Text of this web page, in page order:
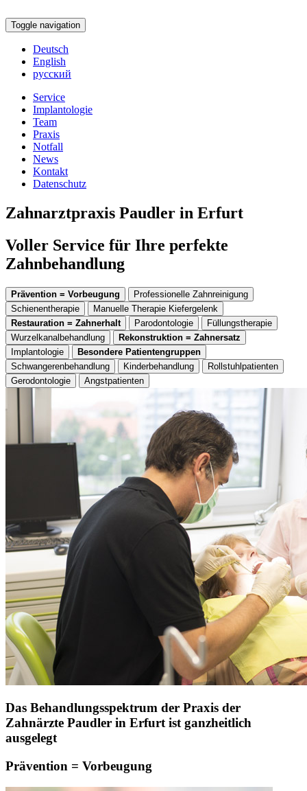
Toggle navigation
Deutsch
English
русский
Service
Implantologie
Team
Praxis
Notfall
News
Kontakt
Datenschutz
Zahnarztpraxis Paudler in Erfurt
Voller Service für Ihre perfekte
Zahnbehandlung
Prävention = Vorbeugung
Professionelle Zahnreinigung
Schienentherapie
Manuelle Therapie Kiefergelenk
Restauration = Zahnerhalt
Parodontologie
Füllungstherapie
Wurzelkanalbehandlung
Rekonstruktion = Zahnersatz
Implantologie
Besondere Patientengruppen
Schwangerenbehandlung
Kinderbehandlung
Rollstuhlpatienten
Gerodontologie
Angstpatienten
Das Behandlungsspektrum der Praxis der
Zahnärzte Paudler in Erfurt ist ganzheitlich
ausgelegt
Prävention = Vorbeugung